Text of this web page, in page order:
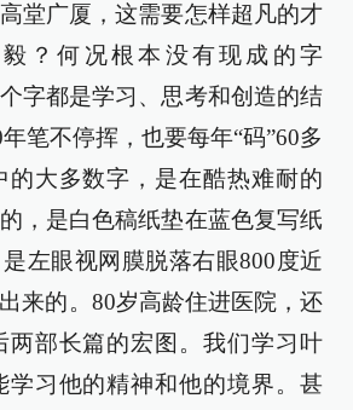
堂广厦，这需要怎样超凡的才
？何况根本没有现成的字
字都是学习、思考和创造的结
笔不停挥，也要每年“码”60多
的大多数字，是在酷热难耐的
，是白色稿纸垫在蓝色复写纸
是左眼视网膜脱落右眼800度近
来的。80岁高龄住进医院，还
两部长篇的宏图。我们学习叶
学习他的精神和他的境界。甚